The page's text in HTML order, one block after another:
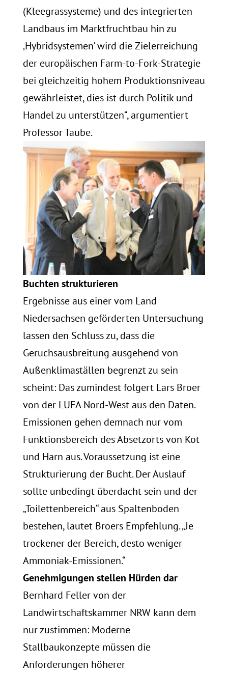
(Kleegrassysteme) und des integrierten
Landbaus im Marktfruchtbau hin zu
‚Hybridsystemen‘ wird die Zielerreichung
der europäischen Farm-to-Fork-Strategie
bei gleichzeitig hohem Produktionsniveau
gewährleistet, dies ist durch Politik und
Handel zu unterstützen“, argumentiert
Professor Taube.
Buchten strukturieren
Ergebnisse aus einer vom Land
Niedersachsen geförderten Untersuchung
lassen den Schluss zu, dass die
Geruchsausbreitung ausgehend von
Außenklimaställen begrenzt zu sein
scheint: Das zumindest folgert Lars Broer
von der LUFA Nord-West aus den Daten.
Emissionen gehen demnach nur vom
Funktionsbereich des Absetzorts von Kot
und Harn aus. Voraussetzung ist eine
Strukturierung der Bucht. Der Auslauf
sollte unbedingt überdacht sein und der
„Toilettenbereich“ aus Spaltenboden
bestehen, lautet Broers Empfehlung. „Je
trockener der Bereich, desto weniger
Ammoniak-Emissionen.“
Genehmigungen stellen Hürden dar
Bernhard Feller von der
Landwirtschaftskammer NRW kann dem
nur zustimmen: Moderne
Stallbaukonzepte müssen die
Anforderungen höherer